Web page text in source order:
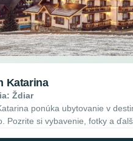
Katarina
Ždiar
ponúka ubytovanie v
Pozrite si vybavenie, fotky a